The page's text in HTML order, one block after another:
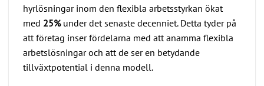
hyrlösningar inom den flexibla arbetsstyrkan ökat
med 25%under det senaste decenniet. Detta tyder på
att företag inser fördelarna med att anamma flexibla
arbetslösningar och att de ser en betydande
tillväxtpotential i denna modell.